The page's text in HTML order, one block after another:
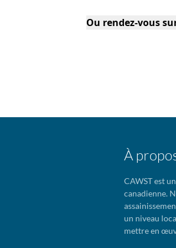
Ou rendez-vous
À
CAWST est
canadienne.
un niveau
mettre en